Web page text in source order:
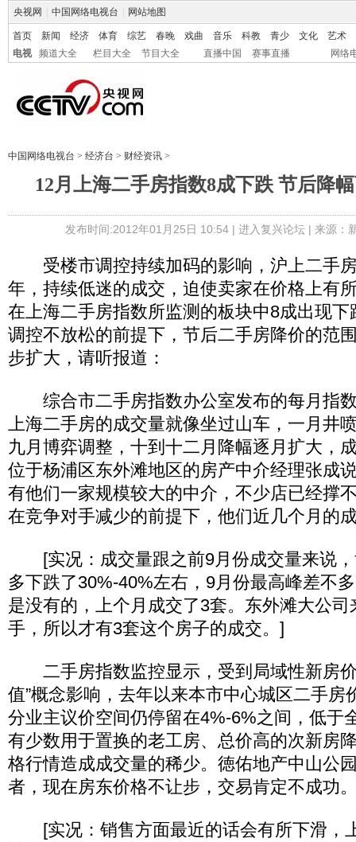
央视网 中国网络电视台 网站地图
首页 新闻 经济 体育 综艺 春晚 戏曲 音乐 科教 青少 文化
艺术
电视
频道大全 栏目大全 节目大全 直播中国 赛事直播 网络
中国网络电视台 > 经济台 > 财经资讯 >
12月上海二手房指数8成下跌 节后降
发布时间:2012年01月25日 10:54 | 进入复兴论坛| 来源：
受楼市调控持续加码的影响，沪上二手
年，持续低迷的成交，迫使卖家在价格上有
在上海二手房指数所监测的板块中8成出现
调控不放松的前提下，节后二手房降价的范
步扩大，请听报道：
综合市二手房指数办公室发布的每月指
上海二手房的成交量就像坐过山车，一月井
九月博弈调整，十到十二月降幅逐月扩大，
位于杨浦区东外滩地区的房产中介经理张成
有他们一家规模较大的中介，不少店已经撑
在竞争对手减少的前提下，他们近几个月的
[实况：成交量跟之前9月份成交量来说，
多下跌了30%-40%左右，9月份最高峰差不
是没有的，上个月成交了3套。东外滩大公
手，所以才有3套这个房子的成交。]
二手房指数监控显示，受到局域性新房价
值”概念影响，去年以来本市中心城区二手房
分业主议价空间仍停留在4%-6%之间，低于
有少数用于置换的老工房、总价高的次新房
格行情造成成交量的稀少。徳佑地产中山公
者，现在房东价格不让步，交易肯定不成功
[实况：销售方面最近的话会有所下滑，